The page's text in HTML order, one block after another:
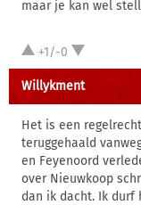
maar je kan wel
+1/-0
Willykment
Het is een
teruggehaald
en Feyenoord
over Nieuwkoop
dan ik dacht. Ik durf